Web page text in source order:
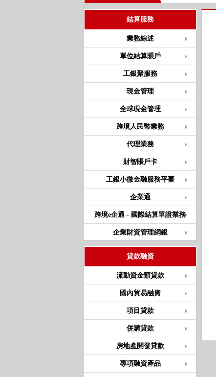
結算服務
業務綜述
單位結算賬戶
工銀聚服務
現金管理
全球現金管理
跨境人民幣業務
代理業務
財智賬戶卡
工銀小微金融服務平臺
企業通
跨境e企通 - 國際結算單證業務
企業財資管理網銀
貸款融資
流動資金類貸款
國內貿易融資
項目貸款
併購貸款
房地產開發貸款
專項融資產品